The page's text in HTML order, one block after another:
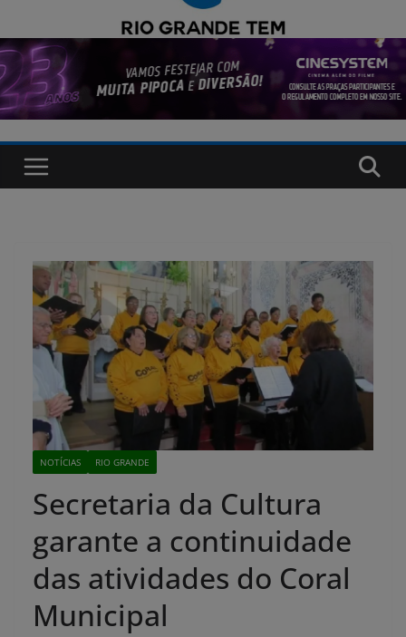
NOTÍCIAS RIO GRANDE
Secretaria da Cultura
garante a continuidade
das atividades do Coral
Municipal